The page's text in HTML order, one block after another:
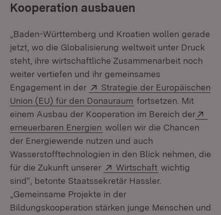
Kooperation ausbauen
„Baden-Württemberg und Kroatien wollen gerade
jetzt, wo die Globalisierung weltweit unter Druck
steht, ihre wirtschaftliche Zusammenarbeit noch
weiter vertiefen und ihr gemeinsames
Engagement in der
Extern:
Strategie der Europäischen
Union (EU) für den Donauraum (Öffnet in neuem
fortsetzen. Mit
einem Ausbau der Kooperation im Bereich der
erneuerbaren Energien (Öffnet in neuem Fenster)
wollen wir die Chancen
der Energiewende nutzen und auch
Wasserstofftechnologien in den Blick nehmen, die
für die Zukunft unserer
Extern:
Wirtschaft (Öffnet in
wichtig
sind“, betonte Staatssekretär Hassler.
„Gemeinsame Projekte in der
Bildungskooperation stärken junge Menschen und